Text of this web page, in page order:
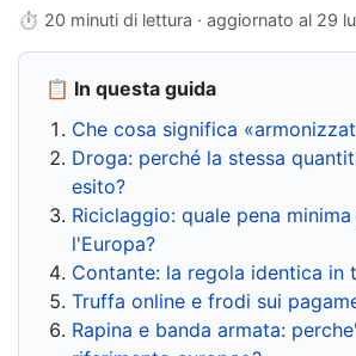
⏱ 20 minuti di lettura · aggiornato al 29
📋 In questa guida
Che cosa significa
Droga: perché la stessa
esito?
Riciclaggio: quale pena
l'Europa?
Contante: la regola identica in
Truffa online e frodi sui
Rapina e banda armata: